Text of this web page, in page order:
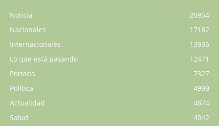
Noticia
20954
Nacionales
17182
Internacionales
13935
Lo que está pasando
12471
Portada
7327
Política
4999
Actualidad
4874
Salud
4042